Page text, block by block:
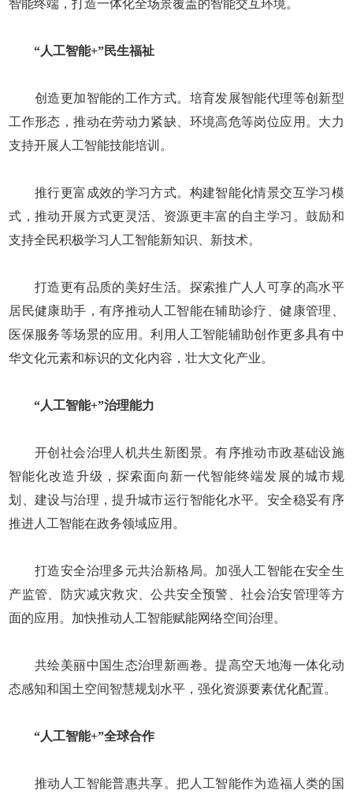
智能终端，打造一体化全场景覆盖的智能交互环境。
“人工智能+”民生福祉
创造更加智能的工作方式。培育发展智能代理等创新型
工作形态，推动在劳动力紧缺、环境高危等岗位应用。大力
支持开展人工智能技能培训。
推行更富成效的学习方式。构建智能化情景交互学习模
式，推动开展方式更灵活、资源更丰富的自主学习。鼓励和
支持全民积极学习人工智能新知识、新技术。
打造更有品质的美好生活。探索推广人人可享的高水平
居民健康助手，有序推动人工智能在辅助诊疗、健康管理、
医保服务等场景的应用。利用人工智能辅助创作更多具有中
华文化元素和标识的文化内容，壮大文化产业。
“人工智能+”治理能力
开创社会治理人机共生新图景。有序推动市政基础设施
智能化改造升级，探索面向新一代智能终端发展的城市规
划、建设与治理，提升城市运行智能化水平。安全稳妥有序
推进人工智能在政务领域应用。
打造安全治理多元共治新格局。加强人工智能在安全生
产监管、防灾减灾救灾、公共安全预警、社会治安管理等方
面的应用。加快推动人工智能赋能网络空间治理。
共绘美丽中国生态治理新画卷。提高空天地海一体化动
态感知和国土空间智慧规划水平，强化资源要素优化配置。
“人工智能+”全球合作
推动人工智能普惠共享。把人工智能作为造福人类的国